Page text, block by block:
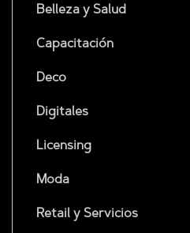
Belleza y Salud
Capacitación
Deco
Digitales
Licensing
Moda
Retail y Servicios